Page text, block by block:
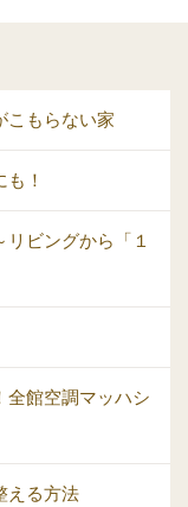
こもらない家
！
ビングから「１
全館空調マッハシ
える方法